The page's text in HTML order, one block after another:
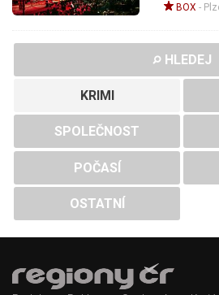
BOX -
HLEDEJ
KRIMI
SPOLEČNOST
POČASÍ
OSTATNÍ